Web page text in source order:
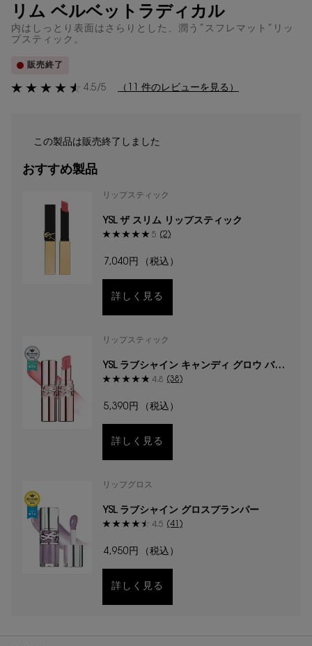
リム ベルベットラディカル
内はしっとり表面はさらりとした、潤う”スフレマット”リッ
プスティック。
販売終了
4.5/5 （11 件のレビューを見る）
この製品は販売終了しました
おすすめ製品
リップスティック
YSL ザ スリム リップスティック
5 (2)
7,040円 （税込）
詳しく見る
リップスティック
YSL ラブシャイン キャンディ グロウ バー
ム
4.8 (38)
5,390円 （税込）
詳しく見る
リップグロス
YSL ラブシャイン グロスプランパー
4.5 (41)
4,950円 （税込）
詳しく見る